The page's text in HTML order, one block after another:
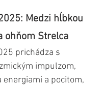
Medzi hĺbkou
ohňom Strelca
prichádza s
impulzom,
energiami a pocitom,